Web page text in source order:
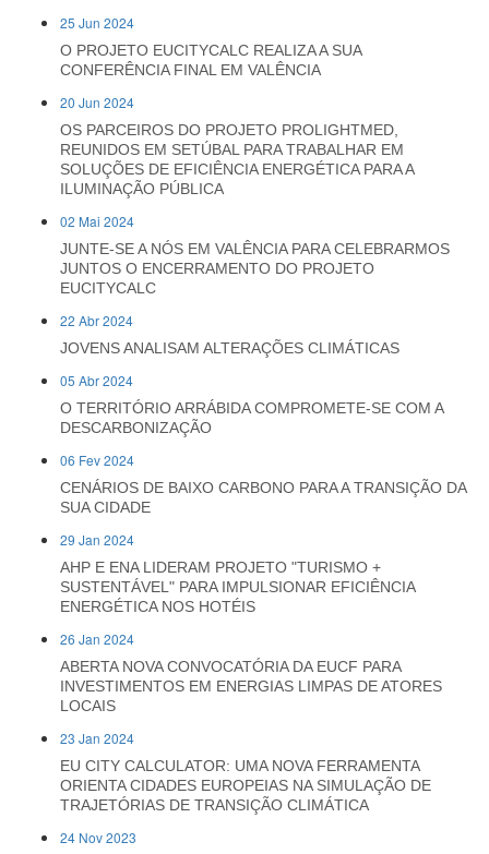
25 Jun 2024
O PROJETO EUCITYCALC REALIZA A SUA
CONFERÊNCIA FINAL EM VALÊNCIA
20 Jun 2024
OS PARCEIROS DO PROJETO PROLIGHTMED,
REUNIDOS EM SETÚBAL PARA TRABALHAR EM
SOLUÇÕES DE EFICIÊNCIA ENERGÉTICA PARA A
ILUMINAÇÃO PÚBLICA
02 Mai 2024
JUNTE-SE A NÓS EM VALÊNCIA PARA CELEBRARMOS
JUNTOS O ENCERRAMENTO DO PROJETO
EUCITYCALC
22 Abr 2024
JOVENS ANALISAM ALTERAÇÕES CLIMÁTICAS
05 Abr 2024
O TERRITÓRIO ARRÁBIDA COMPROMETE-SE COM A
DESCARBONIZAÇÃO
06 Fev 2024
CENÁRIOS DE BAIXO CARBONO PARA A TRANSIÇÃO DA
SUA CIDADE
29 Jan 2024
AHP E ENA LIDERAM PROJETO "TURISMO +
SUSTENTÁVEL" PARA IMPULSIONAR EFICIÊNCIA
ENERGÉTICA NOS HOTÉIS
26 Jan 2024
ABERTA NOVA CONVOCATÓRIA DA EUCF PARA
INVESTIMENTOS EM ENERGIAS LIMPAS DE ATORES
LOCAIS
23 Jan 2024
EU CITY CALCULATOR: UMA NOVA FERRAMENTA
ORIENTA CIDADES EUROPEIAS NA SIMULAÇÃO DE
TRAJETÓRIAS DE TRANSIÇÃO CLIMÁTICA
24 Nov 2023